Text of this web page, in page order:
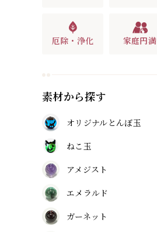
厄除・浄化 家庭円満
素材から探す
オリジナルとんぼ玉
ねこ玉
アメジスト
エメラルド
ガーネット